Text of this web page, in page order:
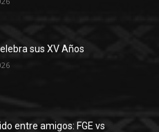
sus XV Años
entre amigos: FGE vs